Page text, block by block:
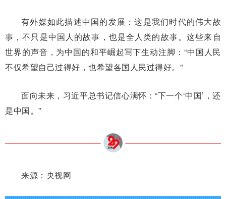
有外媒如此描述中国的发展：这是我们时代的伟大故
事，不只是中国人的故事，也是全人类的故事。这些来自
世界的声音，为中国的和平崛起写下生动注脚：“中国人民
不仅希望自己过得好，也希望各国人民过得好。”
面向未来，习近平总书记信心满怀：“下一个‘中国’，还
是中国。”
来源：央视网